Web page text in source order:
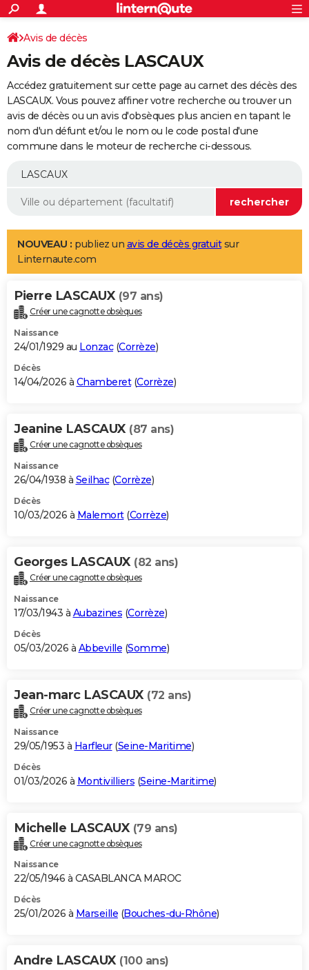
ACTUALITÉS
Politique
Société
Faits Divers
Education
Monde
Villes
+
SPORT
Coupe du monde 2026
Football
Tennis
Cyclisme
Rugby
Forum
Programme TV
TNTStreaming
Cinéma
Sorties cinéma
Musique
+
FINANCE
Retraite
Epargne
Immobilier
Risques naturels par ville
Banque
Assurance
AUTO
Essais
Réserver un essai
Citadines
Berlines
SUV
Forum auto
+
Mobiles
Meilleur smartphone
Internet
Ordinateurs
Jeux vidéo
Guide high-tech
Aménagement intérieur
LIFESTYLE
Art de vivre
Bien-être
Loisirs
Mode
Modes de vie
Alimentation
Guide de la santé
Maladies
Médicaments
Sommeil
VOYAGE
Destinations
City break
Voyage nature
Voyage de noces
Forum
Climat
+PHOTO
GUIDES D'ACHAT
BONS PLANS
Carte de Noël
Carte Bonne année
Carte Saint-Valentin
Carte Pâques
Carte d'anniversaire
DICTIONNAIRE
Dictionnaire
Biographies
Citations
Expressions
Proverbes
PROGRAMME TV
S'inscrire
Se connecter
Lycées
Collèges
Primaires
Universités
Entreprises
Service militaire
Avis de recherche
AVIS DE DÉCÈS
Bricolage
Lifestyle
Culture
Sport
Auto
Television
Voyage
Cinema
Avis de décès
Avis de décès LASCAUX
Accédez gratuitement sur cette page au carnet des décès des
LASCAUX. Vous pouvez affiner votre recherche ou trouver un
avis de décès ou un avis d'obsèques plus ancien en tapant le
nom d'un défunt et/ou le nom ou le code postal d'une
commune dans le moteur de recherche ci-dessous.
NOUVEAU : publiez un avis de décès gratuitsur
Linternaute.com
Pierre LASCAUX (97 ans)
Créer une cagnotte obsèques
Naissance
24/01/1929 au Lonzac(Corrèze)
Décès
14/04/2026 à Chamberet(Corrèze)
Jeanine LASCAUX (87 ans)
Créer une cagnotte obsèques
Naissance
26/04/1938 à Seilhac(Corrèze)
Décès
10/03/2026 à Malemort(Corrèze)
Georges LASCAUX (82 ans)
Créer une cagnotte obsèques
Naissance
17/03/1943 à Aubazines (Corrèze)
Décès
05/03/2026 à Abbeville (Somme)
Jean-marc LASCAUX (72 ans)
Créer une cagnotte obsèques
Naissance
29/05/1953 à Harfleur(Seine-Maritime)
Décès
01/03/2026 à Montivilliers (Seine-Maritime)
Michelle LASCAUX (79 ans)
Créer une cagnotte obsèques
Naissance
22/05/1946 à CASABLANCA MAROC
Décès
25/01/2026 à Marseille (Bouches-du-Rhône)
Andre LASCAUX (100 ans)